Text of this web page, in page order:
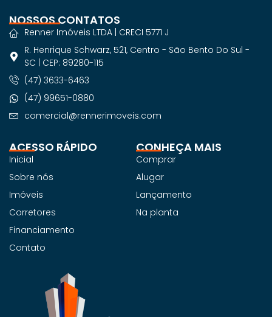
ACESSO RÁPIDO
Inicial
Sobre nós
Imóveis
Corretores
Financiamento
Contato
CONHEÇA MAIS
Comprar
Alugar
Lançamento
Na planta
NOSSOS CONTATOS
Renner Imóveis LTDA | CRECI 5771 J
R. Henrique Schwarz, 521, Centro - São Bento Do Sul -
SC | CEP: 89280-115
(47) 3633-6463
(47) 99651-0880
comercial@rennerimoveis.com